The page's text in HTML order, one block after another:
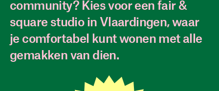
community? Kies voor een fair &
square studio in Vlaardingen, waar
je comfortabel kunt wonen met alle
gemakken van dien.
vaste maandelijkse inkomsten
Je staat ingeschreven bij Woningnet